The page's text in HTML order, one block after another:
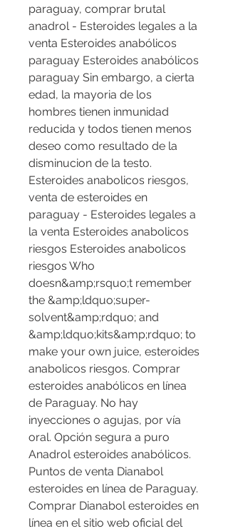
paraguay, comprar brutal
anadrol - Esteroides legales a la
venta Esteroides anabólicos
paraguay Esteroides anabólicos
paraguay Sin embargo, a cierta
edad, la mayoria de los
hombres tienen inmunidad
reducida y todos tienen menos
deseo como resultado de la
disminucion de la testo.
Esteroides anabolicos riesgos,
venta de esteroides en
paraguay - Esteroides legales a
la venta Esteroides anabolicos
riesgos Esteroides anabolicos
riesgos Who
doesn&amp;rsquo;t remember
the &amp;ldquo;super-
solvent&amp;rdquo; and
&amp;ldquo;kits&amp;rdquo; to
make your own juice, esteroides
anabolicos riesgos. Comprar
esteroides anabólicos en línea
de Paraguay. No hay
inyecciones o agujas, por vía
oral. Opción segura a puro
Anadrol esteroides anabólicos.
Puntos de venta Dianabol
esteroides en línea de Paraguay.
Comprar Dianabol esteroides en
línea en el sitio web oficial del